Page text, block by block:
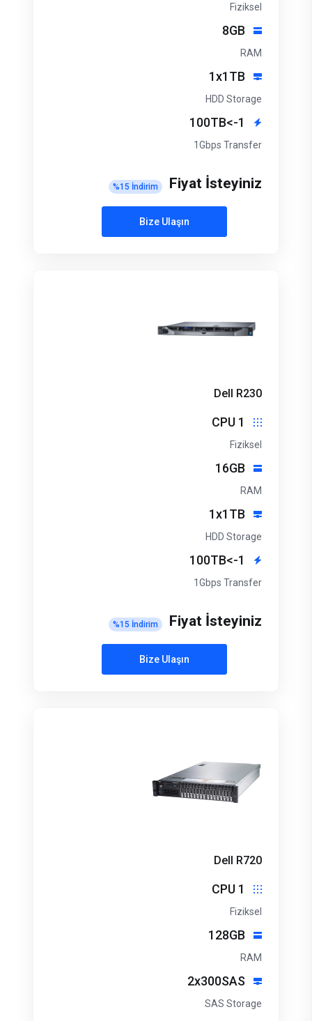
İndirim
15
% Fiyat İsteyiniz
Bize Ulaşın
Fiziksel
8GB
RAM
1x1TB
HDD Storage
1->100TB
1Gbps Transfer
İndirim
15
% Fiyat İsteyiniz
Bize Ulaşın
Dell R230
1 CPU
Fiziksel
16GB
RAM
1x1TB
HDD Storage
1->100TB
1Gbps Transfer
Dell R720
1 CPU
Fiziksel
128GB
RAM
2x300SAS
SAS Storage